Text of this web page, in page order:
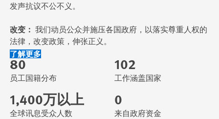
发声抗议不公不义。
改变： 我们动员公众并施压各国政府，以落实尊重人权的
法律，改变政策，伸张正义。
了解更多
80
员工国籍分布
102
工作涵盖国家
1,400万以上
全球讯息受众人数
0
来自政府资金